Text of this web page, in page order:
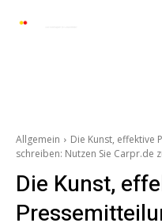
Allgemein
Die Kunst, effektive
schreiben: Nutzen Sie Carpr.de
Die Kunst,